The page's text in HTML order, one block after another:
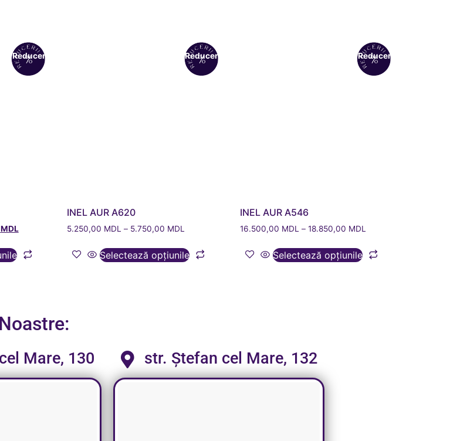
Reduceri!
MDL
Reduceri!
INEL AUR A620
5.250,00 MDL – 5.750,00 MDL
Selectează opțiunile
Reduceri!
INEL AUR A546
16.500,00 MDL – 18.850,00 MDL
Selectează opțiunile
Mare, 130 str. Ștefan cel Mare, 132